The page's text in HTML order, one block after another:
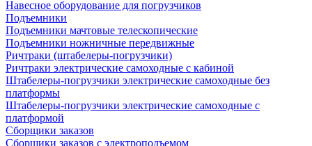
Навесное оборудование для погрузчиков
Подъемники
Подъемники мачтовые телескопические
Подъемники ножничные передвижные
Ричтраки (штабелеры-погрузчики)
Ричтраки электрические самоходные с кабиной
Штабелеры-погрузчики электрические самоходные без
платформы
Штабелеры-погрузчики электрические самоходные с
платформой
Сборщики заказов
Сборщики заказов с электроподъемом